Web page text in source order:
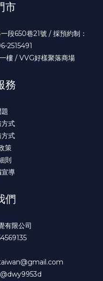
市
段650巷21號 / 採預約制：
2515491
樓 / VVG好樣聚落商場
務
式
式
策
則
導
們
有限公司